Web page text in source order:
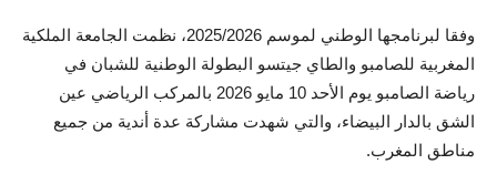
وفقا لبرنامجها الوطني لموسم 2025/2026، نظمت الجامعة الملكية
المغربية للصامبو والطاي جيتسو البطولة الوطنية للشبان في
رياضة الصامبو يوم الأحد 10 مايو 2026 بالمركب الرياضي عين
الشق بالدار البيضاء، والتي شهدت مشاركة عدة أندية من جميع
مناطق المغرب.